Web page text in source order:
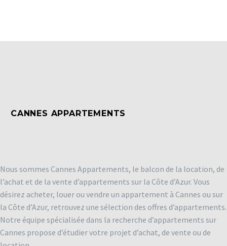
CANNES APPARTEMENTS
Nous sommes Cannes Appartements, le balcon de la location, de
l’achat et de la vente d’appartements sur la Côte d’Azur. Vous
désirez acheter, louer ou vendre un appartement à Cannes ou sur
la Côte d’Azur, retrouvez une sélection des offres d’appartements.
Notre équipe spécialisée dans la recherche d’appartements sur
Cannes propose d’étudier votre projet d’achat, de vente ou de